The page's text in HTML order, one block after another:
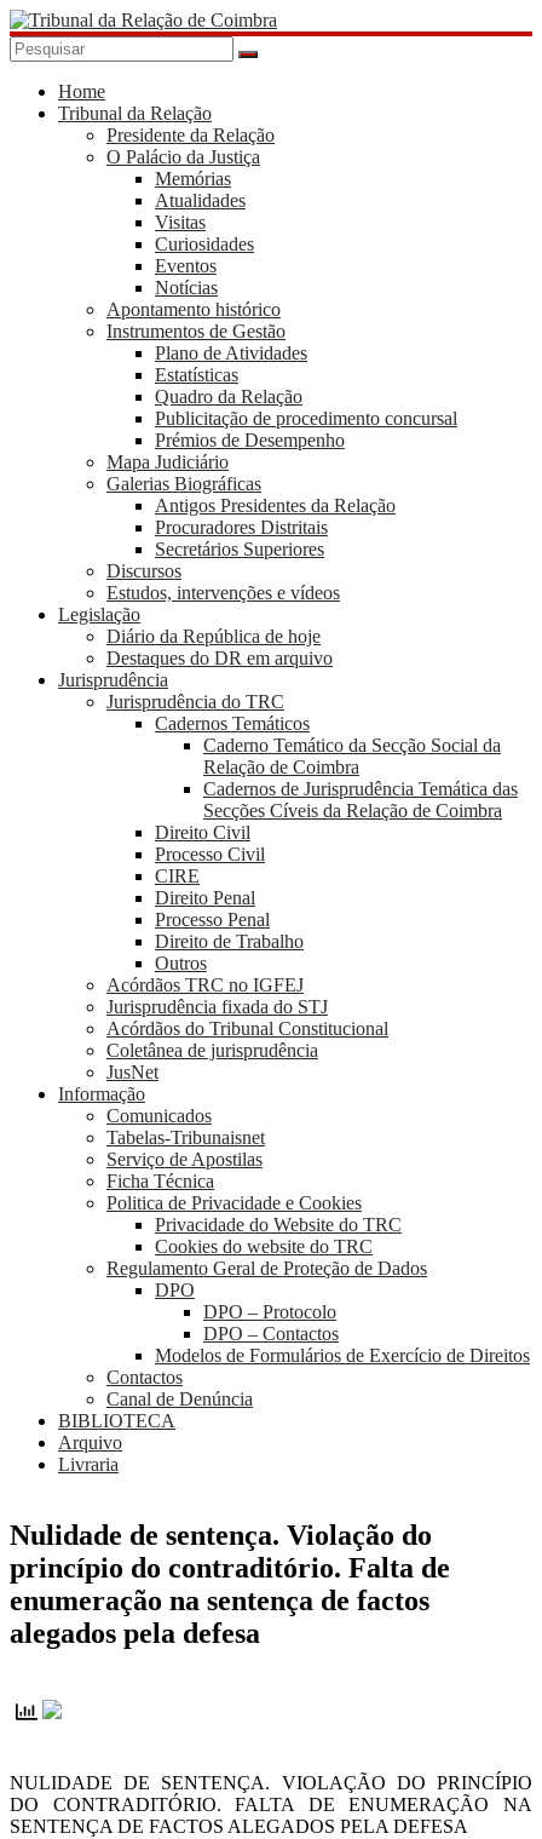
Skip
to
content
Tribunal
Relação
Home
Tribunal da Relação
Presidente da Relação
O Palácio da Justiça
Memórias
Atualidades
Visitas
Curiosidades
Eventos
Notícias
Apontamento histórico
Instrumentos de Gestão
Plano de Atividades
Estatísticas
Quadro da Relação
Publicitação de procedimento concursal
Prémios de Desempenho
Mapa Judiciário
Galerias Biográficas
Antigos Presidentes da Relação
Procuradores Distritais
Secretários Superiores
Discursos
Estudos, intervenções e vídeos
Legislação
Diário da República de hoje
Destaques do DR em arquivo
Jurisprudência
Jurisprudência do TRC
Cadernos Temáticos
Caderno Temático da Secção Social da
Relação de Coimbra
Cadernos de Jurisprudência Temática das
Secções Cíveis da Relação de Coimbra
Direito Civil
Processo Civil
CIRE
Direito Penal
Processo Penal
Direito de Trabalho
Outros
Acórdãos TRC no IGFEJ
Jurisprudência fixada do STJ
Acórdãos do Tribunal Constitucional
Coletânea de jurisprudência
JusNet
Informação
Comunicados
Tabelas-Tribunaisnet
Serviço de Apostilas
Ficha Técnica
Politica de Privacidade e Cookies
Privacidade do Website do TRC
Cookies do website do TRC
Regulamento Geral de Proteção de Dados
DPO
DPO – Protocolo
DPO – Contactos
Modelos de Formulários de Exercício de Direitos
Contactos
Canal de Denúncia
BIBLIOTECA
Arquivo
Livraria
Nulidade de sentença. Violação do
princípio do contraditório. Falta de
enumeração na sentença de factos
alegados pela defesa
NULIDADE DE SENTENÇA. VIOLAÇÃO DO PRINCÍPIO
DO CONTRADITÓRIO. FALTA DE ENUMERAÇÃO NA
SENTENÇA DE FACTOS ALEGADOS PELA DEFESA